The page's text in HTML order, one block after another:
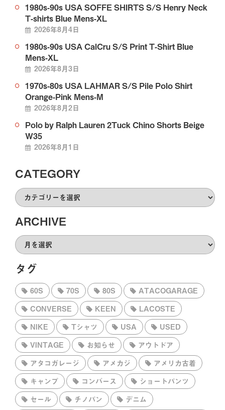
1980s-90s USA SOFFE SHIRTS S/S Henry Neck
T-shirts Blue Mens-XL
2026年8月4日
1980s-90s USA CalCru S/S Print T-Shirt Blue
Mens-XL
2026年8月3日
1970s-80s USA LAHMAR S/S Pile Polo Shirt
Orange-Pink Mens-M
2026年8月2日
Polo by Ralph Lauren 2Tuck Chino Shorts Beige
W35
2026年8月1日
CATEGORY
CATEGORY
ARCHIVE
ARCHIVE
タグ
60S 70S 80S
ATACOGARAGE
CONVERSE
KEEN
LACOSTE
NIKE
Tシャツ USA
USED
VINTAGE
お知らせ
アウトドア
アタコガレージ
アメカジ
アメリカ古着
キャンプ
コンバース
ショートパンツ
セール
チノパン
デニム